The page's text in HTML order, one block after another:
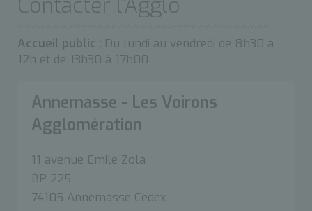
Contacter l’Agglo
Accueil public : Du lundi au vendredi de 8h30 à
12h et de 13h30 à 17h00
Annemasse - Les Voirons
Agglomération
11 avenue Emile Zola
BP 225
74105 Annemasse Cedex